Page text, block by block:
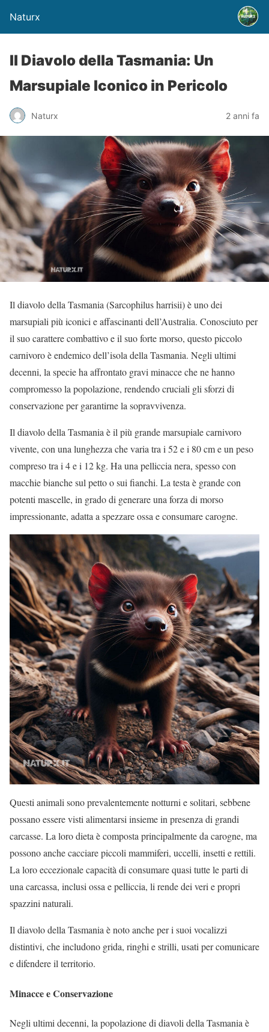
Naturx
Il Diavolo della Tasmania: Un
Marsupiale Iconico in Pericolo
Naturx 2 anni fa
Il diavolo della Tasmania (Sarcophilus harrisii) è uno dei
marsupiali più iconici e affascinanti dell’Australia. Conosciuto per
il suo carattere combattivo e il suo forte morso, questo piccolo
carnivoro è endemico dell’isola della Tasmania. Negli ultimi
decenni, la specie ha affrontato gravi minacce che ne hanno
compromesso la popolazione, rendendo cruciali gli sforzi di
conservazione per garantirne la sopravvivenza.
Il diavolo della Tasmania è il più grande marsupiale carnivoro
vivente, con una lunghezza che varia tra i 52 e i 80 cm e un peso
compreso tra i 4 e i 12 kg. Ha una pelliccia nera, spesso con
macchie bianche sul petto o sui fianchi. La testa è grande con
potenti mascelle, in grado di generare una forza di morso
impressionante, adatta a spezzare ossa e consumare carogne.
Questi animali sono prevalentemente notturni e solitari, sebbene
possano essere visti alimentarsi insieme in presenza di grandi
carcasse. La loro dieta è composta principalmente da carogne, ma
possono anche cacciare piccoli mammiferi, uccelli, insetti e rettili.
La loro eccezionale capacità di consumare quasi tutte le parti di
una carcassa, inclusi ossa e pelliccia, li rende dei veri e propri
spazzini naturali.
Il diavolo della Tasmania è noto anche per i suoi vocalizzi
distintivi, che includono grida, ringhi e strilli, usati per comunicare
e difendere il territorio.
Minacce e Conservazione
Negli ultimi decenni, la popolazione di diavoli della Tasmania è